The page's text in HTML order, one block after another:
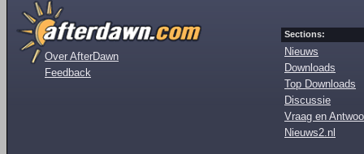
Over AfterDawn
Feedback
Sections:
Nieuws
Downloads
Top Downloads
Discussie
Vraag en
Nieuws2.nl